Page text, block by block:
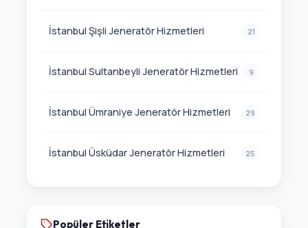
İstanbul Şişli Jeneratör Hizmetleri 21
İstanbul Sultanbeyli Jeneratör Hizmetleri 9
İstanbul Ümraniye Jeneratör Hizmetleri 29
İstanbul Üsküdar Jeneratör Hizmetleri 25
Popüler Etiketler